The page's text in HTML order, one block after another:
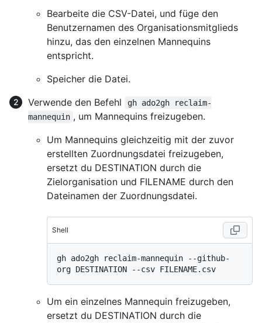
Bearbeite die CSV-Datei, und füge den
Benutzernamen des Organisationsmitglieds
hinzu, das den einzelnen Mannequins
entspricht.
Speicher die Datei.
Verwende den Befehl
gh ado2gh reclaim-
mannequin , um Mannequins freizugeben.
Um Mannequins gleichzeitig mit der zuvor
erstellten Zuordnungsdatei freizugeben,
ersetzt du DESTINATION durch die
Zielorganisation und FILENAME durch den
Dateinamen der Zuordnungsdatei.
Shell
gh ado2gh reclaim-mannequin --github-
Um ein einzelnes Mannequin freizugeben,
ersetzt du DESTINATION durch die